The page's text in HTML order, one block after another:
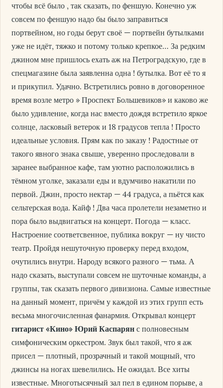
чтобы всё было , так сказать, по феншую. Конечно уж
совсем по феншую надо бы было заправиться
портвейном, но годы берут своё — портвейн бутылками
уже не идёт, тяжко и потому только крепкое… За редким
джином мне пришлось ехать аж на Петроградскую, где в
спецмагазине была заявленна одна ! бутылка. Вот её то я
и прикупил. Удачно. Встретились ровно в договоренное
время возле метро » Проспект Большевиков» и каково же
было удивление, когда нас вместо дождя встретило яркое
солнце, ласковый ветерок и 18 градусов тепла ! Просто
идеальные условия. Прям как по заказу ! Радостные от
такого явного знака свыше, уверенно проследовали в
заранее выбранное кафе, там уютно расположились в
тёмном уголке, заказали еды и вдумчиво накатили по
первой. Джин, просто нектар — 44 градуса, а пьётся как
сельтерская вода. Кайф ! Два часа пролетели незаметно и
пора было выдвигаться на концерт. Погода — класс.
Настроение соответсвенное, публика вокруг — ну чисто
театр. Пройдя нешуточную проверку перед входом,
очутились внутри. Народу всякого разного — тьма. А
надо сказать, выступали совсем не шуточные команды, а
группы, так сказать первого дивизиона. Самые известные
на данный момент, причём у каждой из этих групп есть
весьма многочисленная фанармия. Открывал концерт
гитарист «Кино» Юрий Каспарян с полновесным
симфоническим оркестром. Звук был такой, что я аж
присел — плотный, прозрачный и такой мощный, что
джинсы на ногах шевелились. Не ожидал. Все хиты
известные. Многотысячный зал пел в едином порыве, а